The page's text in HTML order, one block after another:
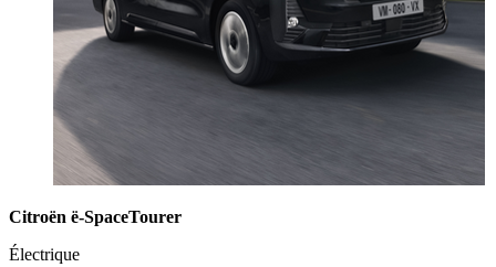
Citroën ë-SpaceTourer
Électrique